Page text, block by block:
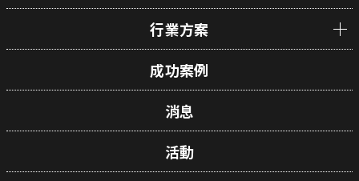
行業方案
成功案例
消息
活動